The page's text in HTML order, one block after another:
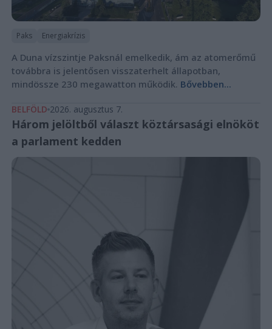
Paks Energiakrízis
A Duna vízszintje Paksnál emelkedik, ám az atomerőmű
továbbra is jelentősen visszaterhelt állapotban,
mindössze 230 megawatton működik. Bővebben...
BELFÖLD 2026. augusztus 7.
Három jelöltből választ köztársasági elnököt
a parlament kedden